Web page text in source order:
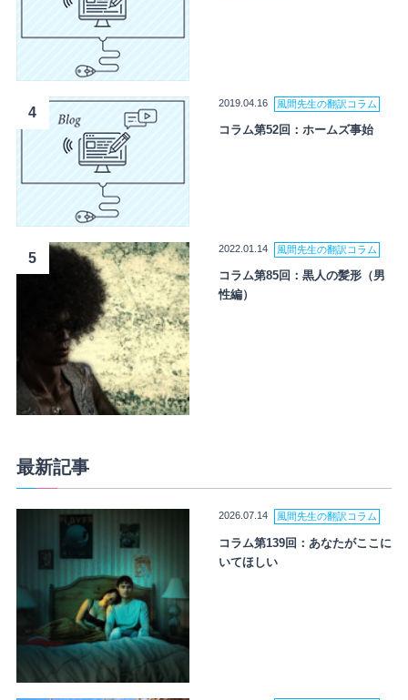
4
2019.04.16 風間先生の翻訳コラム
コラム第52回：ホームズ事始
5
2022.01.14 風間先生の翻訳コラム
コラム第85回：黒人の髪形（男
性編）
最新記事
2026.07.14 風間先生の翻訳コラム
コラム第139回：あなたがここに
いてほしい